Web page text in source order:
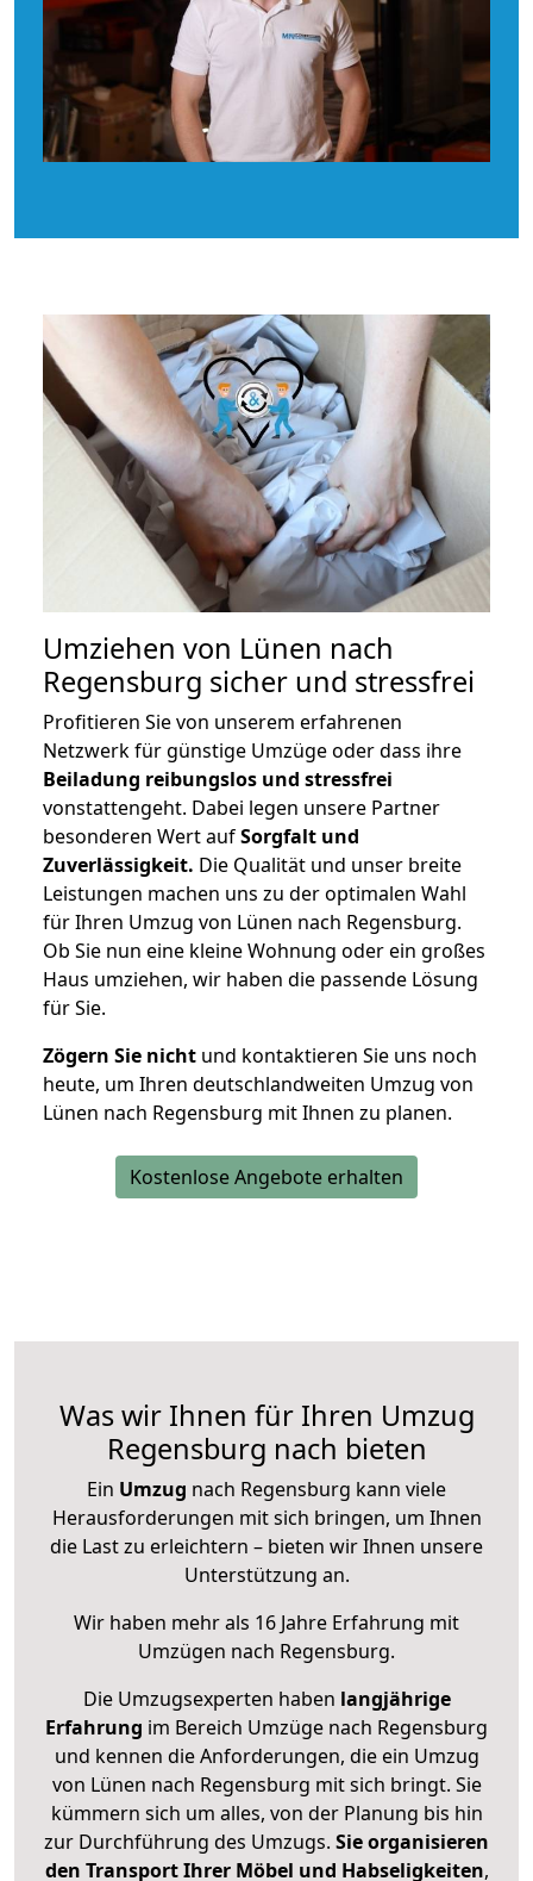
Umziehen von Lünen nach
Regensburg sicher und stressfrei
Profitieren Sie von unserem erfahrenen
Netzwerk für günstige Umzüge oder dass ihre
Beiladung reibungslos und stressfrei
vonstattengeht. Dabei legen unsere Partner
besonderen Wert aufSorgfalt und
Zuverlässigkeit. Die Qualität und unser breite
Leistungen machen uns zu der optimalen Wahl
für Ihren Umzug von Lünen nach Regensburg.
Ob Sie nun eine kleine Wohnung oder ein großes
Haus umziehen, wir haben die passende Lösung
für Sie.
Zögern Sie nicht und kontaktieren Sie uns noch
heute, um Ihren deutschlandweiten Umzug von
Lünen nach Regensburg mit Ihnen zu planen.
Kostenlose Angebote erhalten
Was wir Ihnen für Ihren Umzug
Regensburg nach bieten
Ein Umzug nach Regensburg kann viele
Herausforderungen mit sich bringen, um Ihnen
die Last zu erleichtern – bieten wir Ihnen unsere
Unterstützung an.
Wir haben mehr als 16 Jahre Erfahrung mit
Umzügen nach Regensburg.
Die Umzugsexperten haben langjährige
Erfahrung im Bereich Umzüge nach Regensburg
und kennen die Anforderungen, die ein Umzug
von Lünen nach Regensburg mit sich bringt. Sie
kümmern sich um alles, von der Planung bis hin
zur Durchführung des Umzugs. Sie organisieren
den Transport Ihrer Möbel und Habseligkeiten,